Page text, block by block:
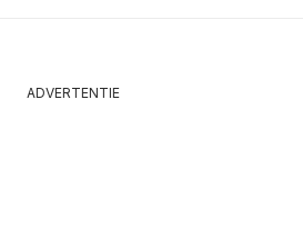
ADVERTENTIE